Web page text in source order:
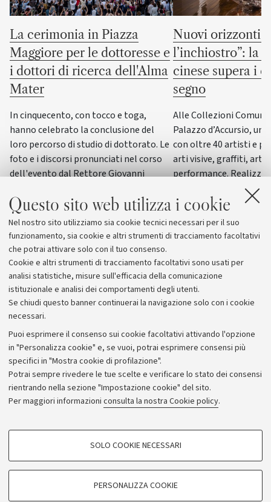
Questo sito web utilizza i cookie
Nel nostro sito utilizziamo sia cookie tecnici necessari per il suo
funzionamento, sia cookie e altri strumenti di tracciamento facoltativi
che potrai attivare solo con il tuo consenso.
Cookie e altri strumenti di tracciamento facoltativi sono usati per
analisi statistiche, misure sull'efficacia della comunicazione
istituzionale e analisi dei comportamenti degli utenti.
Se chiudi questo banner continuerai la navigazione solo con i cookie
necessari.
Puoi esprimere il consenso sui cookie facoltativi attivando l'opzione
in "Personalizza cookie" e, se vuoi, potrai esprimere consensi più
specifici in "Mostra cookie di profilazione".
Potrai sempre rivedere le tue scelte e verificare lo stato dei consensi
rientrando nella sezione "Impostazione cookie" del sito.
Per maggiori informazioni consulta la nostra Cookie policy.
COOKIE DI PROFILAZIONE - FACOLTATIVI
SOLO COOKIE NECESSARI
PERSONALIZZA COOKIE
La cerimonia in Piazza
Maggiore per le dottoresse e
i dottori di ricerca dell'Alma
Mater
In cinquecento, con tocco e toga,
hanno celebrato la conclusione del
loro percorso di studio di dottorato. Le
foto e i discorsi pronunciati nel corso
dell'evento dal Rettore Giovanni
Elisabetta Tola e dal genetista Guido
Barbujani
Nuovi orizzonti
l’inchiostro”: la
cinese supera i
segno
Alle Collezioni
Palazzo d’Accursio,
con oltre 40 artisti e
arti visive, graffiti, arti
performance.
del progetto “ERC
dall’Università di
esposizione di questo
Archivio
Comunicati stampa
Redazione
Rassegna stampa
© Copyright 2026 - ALMA MATER STUDIORUM - Università di